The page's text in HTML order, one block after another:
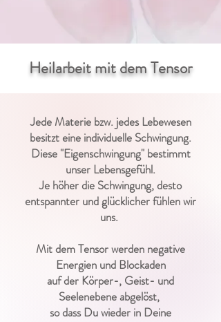
Heilarbeit mit dem Tensor
Jede Materie bzw. jedes Lebewesen
besitzt eine individuelle Schwingung.
Diese "Eigenschwingung" bestimmt
unser Lebensgefühl.
Je höher die Schwingung, desto
entspannter undglücklicher fühlen wir
uns.
Mit dem Tensor werden negative
Energien und Blockaden
auf der Körper-, Geist- und
Seelenebene abgelöst,
so dass Du wieder in Deine